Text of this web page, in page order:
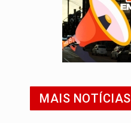
MAIS NOTÍCIAS